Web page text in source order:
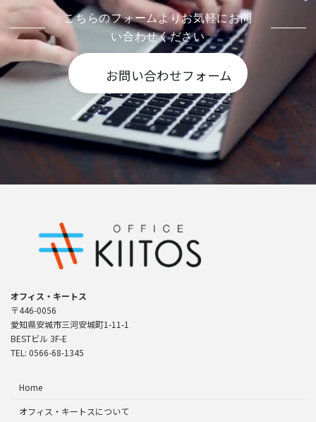
こちらのフォームよりお気軽にお問
い合わせください
お問い合わせフォーム
オフィス・キートス
〒446-0056
愛知県安城市三河安城町1-11-1
BESTビル 3F-E
TEL: 0566-68-1345
Home
オフィス・キートスについて